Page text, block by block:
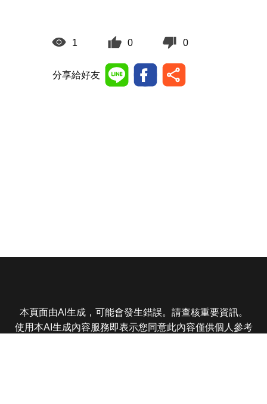
1 0 0
分享給好友
本頁面由AI生成，可能會發生錯誤。請查核重要資訊。
使用本AI生成內容服務即表示您同意此內容僅供個人參考